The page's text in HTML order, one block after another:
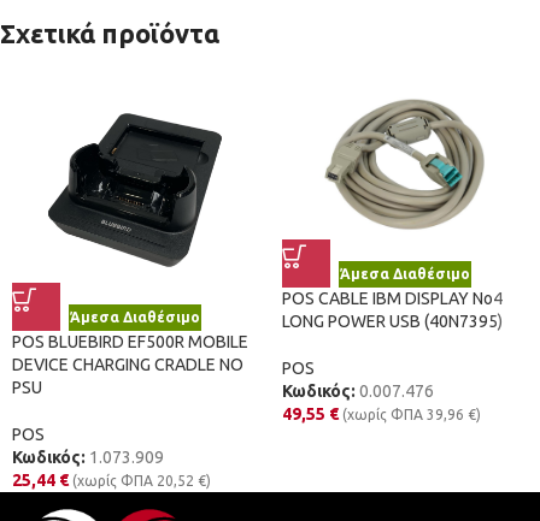
Σχετικά προϊόντα
Άμεσα Διαθέσιμο
POS BLUEBIRD EF500R MOBILE
DEVICE CHARGING CRADLE NO
PSU
POS
Κωδικός: 1.073.909
25,44 € (χωρίς ΦΠΑ 20,52 €)
Άμεσα Διαθέσιμο
POS CABLE IBM DISPLAY No4
LONG POWER USB (40N7395)
POS
Κωδικός: 0.007.476
49,55 € (χωρίς ΦΠΑ 39,96 €)